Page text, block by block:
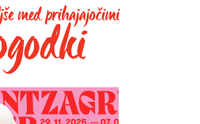
med prihajajočimi